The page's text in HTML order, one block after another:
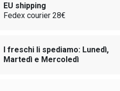
EU shipping
Fedex courier 28€
I freschi li spediamo: Lunedì,
Martedì e Mercoledì